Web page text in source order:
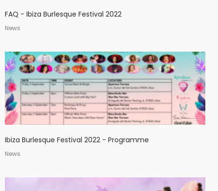
FAQ - Ibiza Burlesque Festival 2022
News
Ibiza Burlesque Festival 2022 - Programme
News